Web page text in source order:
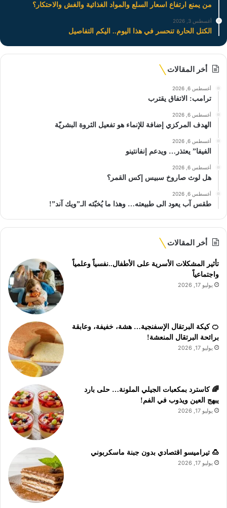
من يمنع ارتفاع اسعار السلع والمواد الغذائية والغش والاحتكار؟
أغسطس 3, 2026
الكتل الحارة تنحسر في هذا اليوم.. اليكم التفاصيل
أخر المقالات
أغسطس 6, 2026
ترامب: الاتفاق يقترب
أغسطس 6, 2026
الهدف المركزي إضافة للإنماء هو تفعيل الثروة البشريّة
أغسطس 6, 2026
الفيفا” يعتذر… ويدعم إنفانتينو
أغسطس 6, 2026
هل لوث صاروخ سبيس إكس القمر؟
أغسطس 6, 2026
طقس آب يعود الى طبيعته… وهذا ما يُخبّئه الـ”ويك آند”!
أخر المقالات
تأثير المشكلات الأسرية على الأطفال..نفسياً وعلمياً
واجتماعياً
يوليو 17, 2026
🍊 كيكة البرتقال الإسفنجية… هشة، خفيفة، وعابقة
برائحة البرتقال المنعشة!
يوليو 17, 2026
🌈 كاسترد بمكعبات الجيلي الملونة… حلى بارد
يبهج العين ويذوب في الفم!
يوليو 17, 2026
🍮 تيراميسو اقتصادي بدون جبنة ماسكربوني
يوليو 17, 2026